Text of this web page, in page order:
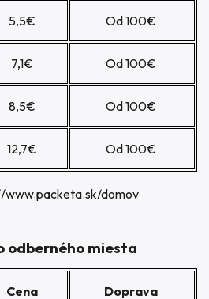
5,5€ Od 100€
7,1€ Od 100€
8,5€ Od 100€
12,7€ Od 100€
www.packeta.sk/domov
odberného miesta
Cena
Doprava